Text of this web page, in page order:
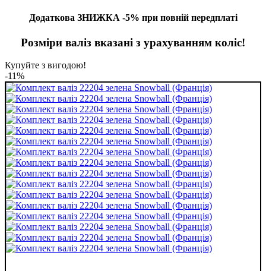
Додаткова ЗНИЖКА -5% при повній передплаті
Розміри валіз вказані з урахуванням коліс!
Купуйте з вигодою!
-11%